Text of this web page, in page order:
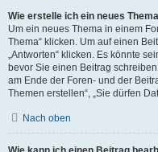
Wie erstelle ich ein neues
Um ein neues Thema in einem
Thema“ klicken. Um auf einen
„Antworten“ klicken. Es könnte
bevor Sie einen Beitrag
am Ende der Foren- und der
Themen erstellen“, „Sie dürfen
Nach oben